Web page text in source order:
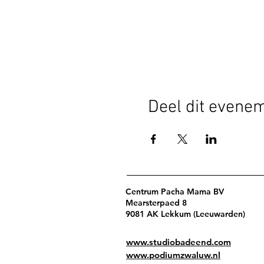
Deel dit
Centrum Pacha Mama BV
Mearsterpaed 8
9081 AK Lekkum (Leeuwarden)
www.studiobadeend.com
www.podiumzwaluw.nl